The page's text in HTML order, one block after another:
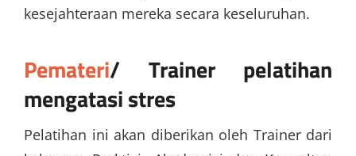
kesejahteraan mereka secara keseluruhan.
Pemateri/ Trainer pelatihan
mengatasi stres
Pelatihan ini akan diberikan oleh Trainer dari